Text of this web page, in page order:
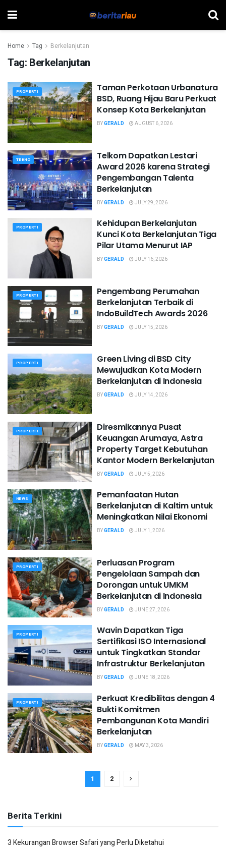
Home Tag Berkelanjutan
Tag: Berkelanjutan
PROPERTI
Taman Perkotaan Urbanatura
BSD, Ruang Hijau Baru Perkuat
Konsep Kota Berkelanjutan
BYGERALD AUGUST 6, 2026
TEKNO
Telkom Dapatkan Lestari
Award 2026 karena Strategi
Pengembangan Talenta
Berkelanjutan
BYGERALD JULY 29, 2026
PROPERTI
Kehidupan Berkelanjutan
Kunci Kota Berkelanjutan Tiga
Pilar Utama Menurut IAP
BYGERALD JULY 16, 2026
PROPERTI
Pengembang Perumahan
Berkelanjutan Terbaik di
IndoBuildTech Awards 2026
BYGERALD JULY 15, 2026
PROPERTI
Green Living di BSD City
Mewujudkan Kota Modern
Berkelanjutan di Indonesia
BYGERALD JULY 14, 2026
PROPERTI
Diresmikannya Pusat
Keuangan Arumaya, Astra
Property Target Kebutuhan
Kantor Modern Berkelanjutan
BYGERALD JULY 5, 2026
NEWS
Pemanfaatan Hutan
Berkelanjutan di Kaltim untuk
Meningkatkan Nilai Ekonomi
BYGERALD JULY 1, 2026
PROPERTI
Perluasan Program
Pengelolaan Sampah dan
Dorongan untuk UMKM
Berkelanjutan di Indonesia
BYGERALD JUNE 27, 2026
PROPERTI
Wavin Dapatkan Tiga
Sertifikasi ISO Internasional
untuk Tingkatkan Standar
Infrastruktur Berkelanjutan
BYGERALD JUNE 18, 2026
PROPERTI
Perkuat Kredibilitas dengan 4
Bukti Komitmen
Pembangunan Kota Mandiri
Berkelanjutan
BYGERALD MAY 3, 2026
1 2
Berita Terkini
3 Kekurangan Browser Safari yang Perlu Diketahui